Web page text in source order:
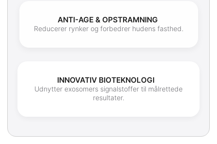
ANTI-AGE & OPSTRAMNING
Reducerer rynker og forbedrer hudens fasthed.
INNOVATIV BIOTEKNOLOGI
Udnytter exosomers signalstoffer til målrettede
resultater.